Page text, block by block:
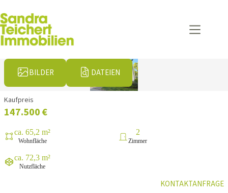
Inhalt
springen
BILDER DATEIEN
Kaufpreis
147.500 €
ca. 65,2 m²
Wohnfläche
2
Zimmer
ca. 72,3 m²
Nutzfläche
KONTAKTANFRAGE